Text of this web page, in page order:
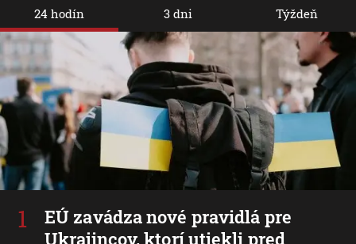
24 hodín
EÚ zavádza nové pravidlá pre
Ukrajincov, ktorí utiekli pred
3 dni Týždeň